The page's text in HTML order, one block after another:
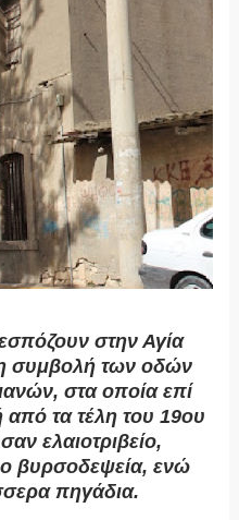
στην Αγία
συμβολή των οδών
στα οποία επί
από τα τέλη του 19ου
ελαιοτριβείο,
βυρσοδεψεία, ενώ
πηγάδια.